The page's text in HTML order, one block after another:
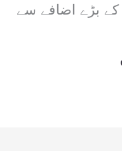
کے حامل خالص سونے کے نرخ 5 ہزار 300 روپے کے بڑے اضافے سے